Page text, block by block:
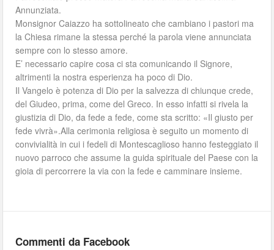
Annunziata.
Monsignor Caiazzo ha sottolineato che cambiano i pastori ma
la Chiesa rimane la stessa perché la parola viene annunciata
sempre con lo stesso amore.
E’ necessario capire cosa ci sta comunicando il Signore,
altrimenti la nostra esperienza ha poco di Dio.
Il Vangelo è potenza di Dio per la salvezza di chiunque crede,
del Giudeo, prima, come del Greco. In esso infatti si rivela la
giustizia di Dio, da fede a fede, come sta scritto: «Il giusto per
fede vivrà».Alla cerimonia religiosa è seguito un momento di
convivialità in cui i fedeli di Montescaglioso hanno festeggiato il
nuovo parroco che assume la guida spirituale del Paese con la
gioia di percorrere la via con la fede e camminare insieme.
Commenti da Facebook